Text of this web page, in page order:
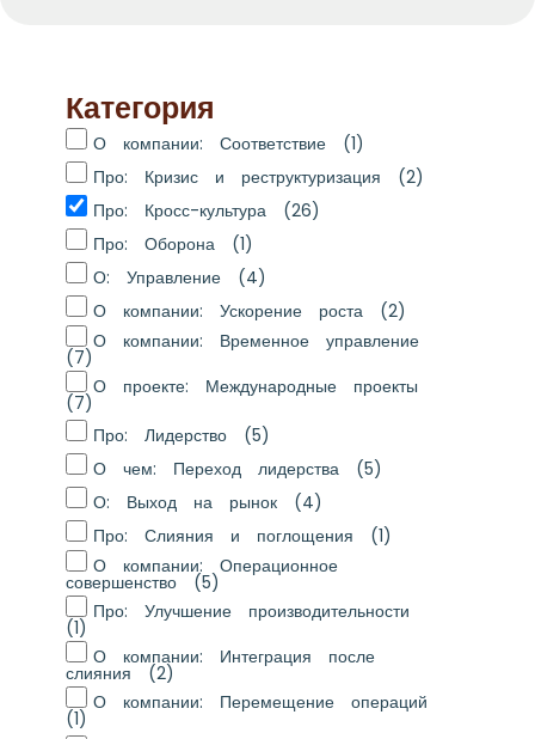
Категория
О компании: Соответствие (1)
Про: Кризис и реструктуризация (2)
Про: Кросс-культура (26)
Про: Оборона (1)
О: Управление (4)
О компании: Ускорение роста (2)
О компании: Временное управление
(7)
О проекте: Международные проекты
(7)
Про: Лидерство (5)
О чем: Переход лидерства (5)
О: Выход на рынок (4)
Про: Слияния и поглощения (1)
О компании: Операционное
совершенство (5)
Про: Улучшение производительности
(1)
О компании: Интеграция после
слияния (2)
О компании: Перемещение операций
(1)